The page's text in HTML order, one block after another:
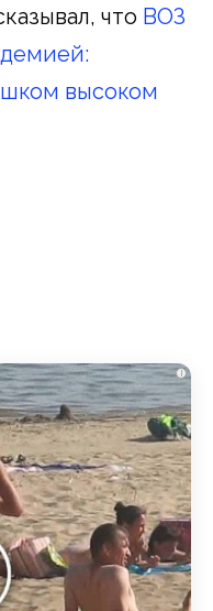
что ВОЗ
высоком
i